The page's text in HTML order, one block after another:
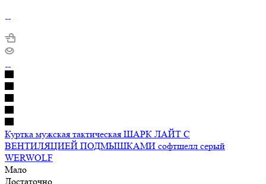
Куртка мужская тактическая ШАРК ЛАЙТ С
ВЕНТИЛЯЦИЕЙ ПОДМЫШКАМИ софтшелл серый
WERWOLF
Мало
Достаточно